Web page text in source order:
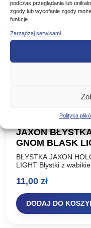
podczas przeglądania lub
zgody lub wycofanie zgody
funkcje.
Zarządzaj serwisami
Polityka
JAXON
GNOM BLASK
BŁYSTKA JAXON
LIGHT Błystki z
11,00 zł
DODAJ DO